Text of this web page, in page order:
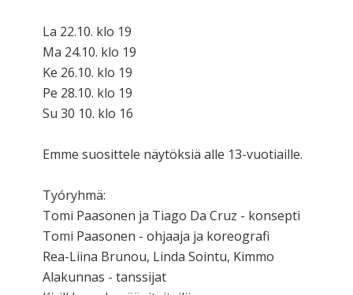
La 22.10. klo 19
Ma 24.10. klo 19
Ke 26.10. klo 19
Pe 28.10. klo 19
Su 30 10. klo 16
Emme suosittele näytöksiä alle 13-vuotiaille.
Tyóryhmä:
Tomi Paasonen ja Tiago Da Cruz - konsepti
Tomi Paasonen - ohjaaja ja koreografi
Rea-Liina Brunou, Linda Sointu, Kimmo
Alakunnas - tanssijat